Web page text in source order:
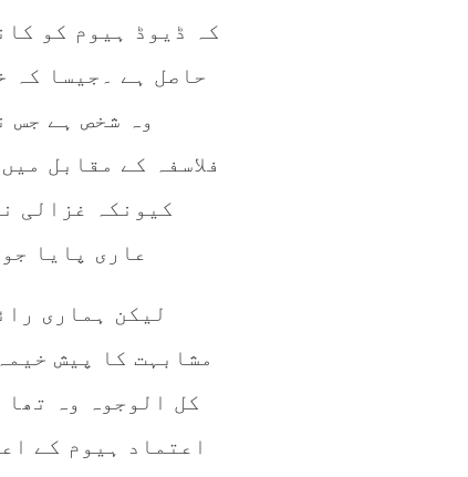
کہ ڈیوڈ ہیوم کو
حاصل ہے ۔جیسا کہ
وہ شخص ہے جس
فلاسفہ کے مقابل
کیونکہ غزالی
عاری پایا
لیکن ہماری
مشابہت کا پیش
کل الوجوہ وہ
اعتماد ہیوم کے